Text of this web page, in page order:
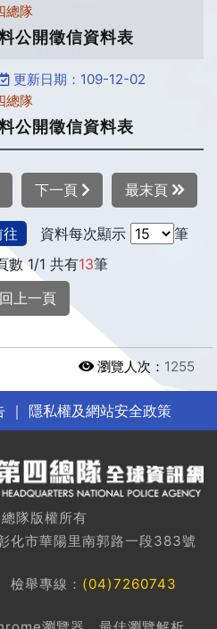
總隊
公開徵信資料表
更新日期：109-12-02
總隊
公開徵信資料表
下一頁 最末頁
往 資料每次顯示
筆
數 1/1 共有13筆
上一頁
瀏覽人次： 1255
｜ 隱私權及網站安全政策
隊版權所有
化市華陽里南郭路一段383號
檢舉專線： (04)7260743